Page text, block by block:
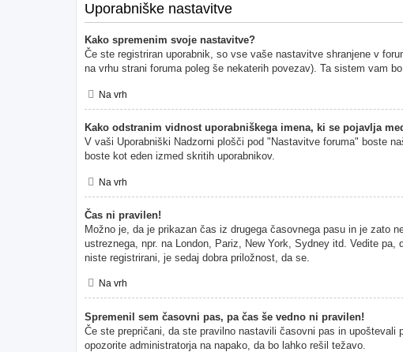
Uporabniške nastavitve
Kako spremenim svoje nastavitve?
Če ste registriran uporabnik, so vse vaše nastavitve shranjene v
na vrhu strani foruma poleg še nekaterih povezav). Ta sistem vam
Na vrh
Kako odstranim vidnost uporabniškega imena, ki se pojavlja
V vaši Uporabniški Nadzorni plošči pod "Nastavitve foruma" boste
boste kot eden izmed skritih uporabnikov.
Na vrh
Čas ni pravilen!
Možno je, da je prikazan čas iz drugega časovnega pasu in je zato
ustreznega, npr. na London, Pariz, New York, Sydney itd. Vedite
niste registrirani, je sedaj dobra priložnost, da se.
Na vrh
Spremenil sem časovni pas, pa čas še vedno ni pravilen!
Če ste prepričani, da ste pravilno nastavili časovni pas in
opozorite administratorja na napako, da bo lahko rešil težavo.